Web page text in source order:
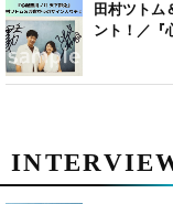
田村ツトム
ント！／『